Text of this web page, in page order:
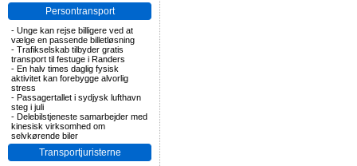
Persontransport
- Unge kan rejse billigere ved at
vælge en passende billetløsning
- Trafikselskab tilbyder gratis
transport til festuge i Randers
- En halv times daglig fysisk
aktivitet kan forebygge alvorlig
stress
- Passagertallet i sydjysk lufthavn
steg i juli
- Delebilstjeneste samarbejder med
kinesisk virksomhed om
selvkørende biler
Transportjuristerne